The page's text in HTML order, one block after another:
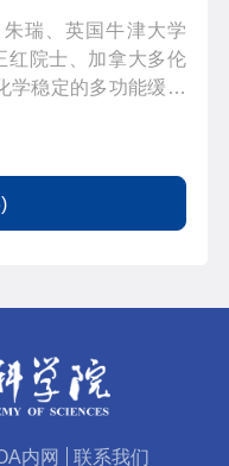
瑞、英国牛津大学
红院士、加拿大多伦
学稳定的多功能缓冲
热蒸发沉积用于反
这种...
内网 联系我们